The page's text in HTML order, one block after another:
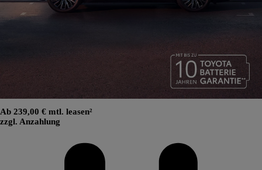
Ab 239,00 € mtl. leasen²
zzgl. Anzahlung